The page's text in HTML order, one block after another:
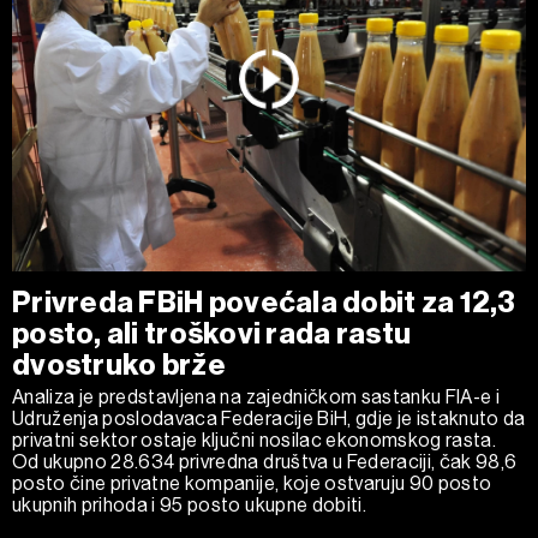
Privreda FBiH povećala dobit za 12,3
posto, ali troškovi rada rastu
dvostruko brže
Analiza je predstavljena na zajedničkom sastanku FIA-e i
Udruženja poslodavaca Federacije BiH, gdje je istaknuto da
privatni sektor ostaje ključni nosilac ekonomskog rasta.
Od ukupno 28.634 privredna društva u Federaciji, čak 98,6
posto čine privatne kompanije, koje ostvaruju 90 posto
ukupnih prihoda i 95 posto ukupne dobiti.